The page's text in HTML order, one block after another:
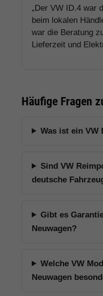
„Der VW ID.4 war
beim lokalen
war die Beratung
Lieferzeit und
Häufige Fragen
Was ist ein VW
Sind VW
deutsche
Gibt es
Neuwagen?
Welche VW
Neuwagen